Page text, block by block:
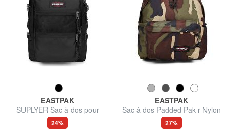
EASTPAK
SUPLYER Sac à dos pour
ordinateur portable 15,6"
24%
EASTPAK
Sac à dos Padded Pak r Nylon
27%